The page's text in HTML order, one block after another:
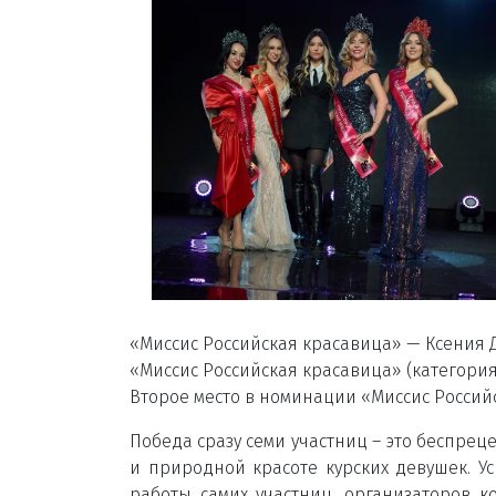
«Миссис Российская красавица» — Ксения
«Миссис Российская красавица»
Второе место в номинации «Миссис
Победа сразу семи участниц – это
и природной красоте курских девушек.